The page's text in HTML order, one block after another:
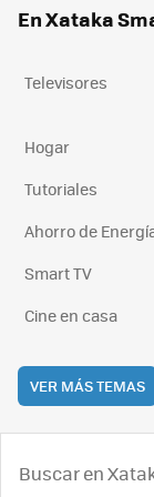
En Xataka
Televisores
Hogar
Tutoriales
Ahorro de
Smart TV
Cine en casa
VER MÁS TEMAS